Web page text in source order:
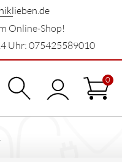
Online-Shop!
Uhr: 075425589010
0